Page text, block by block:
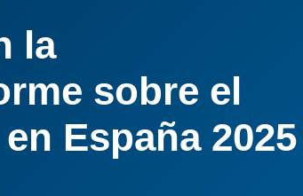
la
sobre el
España 2025